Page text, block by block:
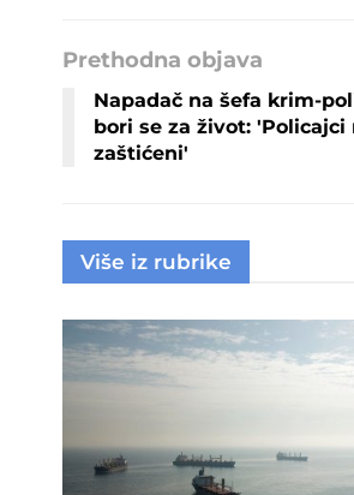
Prethodna objava
Napadač na šefa krim-
bori se za život:
zaštićeni'
Više iz rubrike